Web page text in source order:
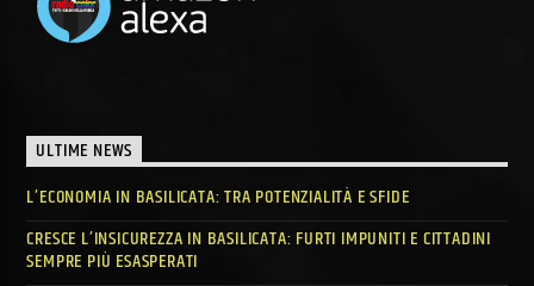
ULTIME NEWS
L’ECONOMIA IN BASILICATA: TRA POTENZIALITÀ E SFIDE
CRESCE L’INSICUREZZA IN BASILICATA: FURTI IMPUNITI E CITTADINI
SEMPRE PIÙ ESASPERATI